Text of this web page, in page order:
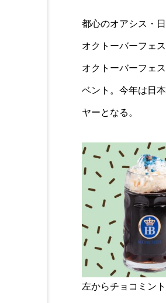
都心のオアシス・
オクトーバーフェ
オクトーバーフェ
ベント。今年は日
ヤーとなる。
左からチョコミン
楽